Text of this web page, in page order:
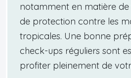
notamment en matière
de protection contre les
tropicales. Une bonne
check-ups réguliers sont
profiter pleinement de